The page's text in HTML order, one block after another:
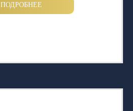
ПОДРОБНЕЕ